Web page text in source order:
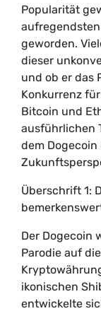
Popularität
geworden.
dieser
und ob er das
Konkurrenz
Bitcoin und
ausführlichen
dem
Überschrift 1:
Der Dogecoin
Parodie auf
ikonischen
entwickelte